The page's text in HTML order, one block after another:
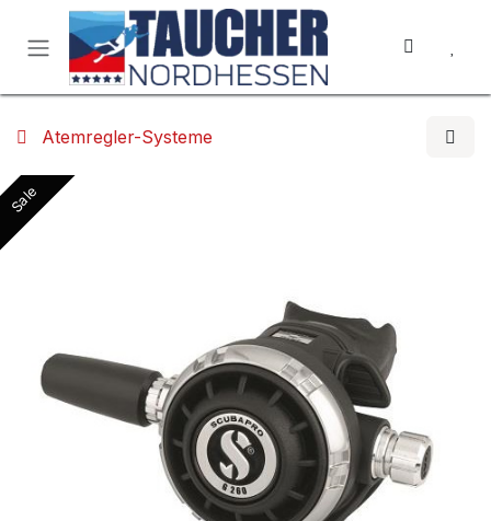
Zum Inhalt springen
Atemregler-Systeme
Sale